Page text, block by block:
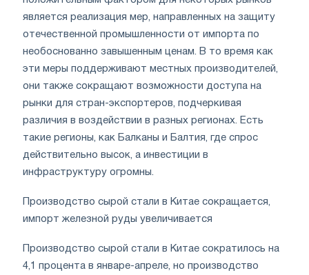
является реализация мер, направленных на защиту
отечественной промышленности от импорта по
необоснованно завышенным ценам. В то время как
эти меры поддерживают местных производителей,
они также сокращают возможности доступа на
рынки для стран-экспортеров, подчеркивая
различия в воздействии в разных регионах. Есть
такие регионы, как Балканы и Балтия, где спрос
действительно высок, а инвестиции в
инфраструктуру огромны.
Производство сырой стали в Китае сокращается,
импорт железной руды увеличивается
Производство сырой стали в Китае сократилось на
4,1 процента в январе-апреле, но производство